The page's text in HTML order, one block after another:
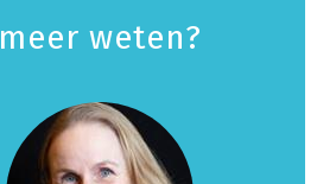
meer weten?